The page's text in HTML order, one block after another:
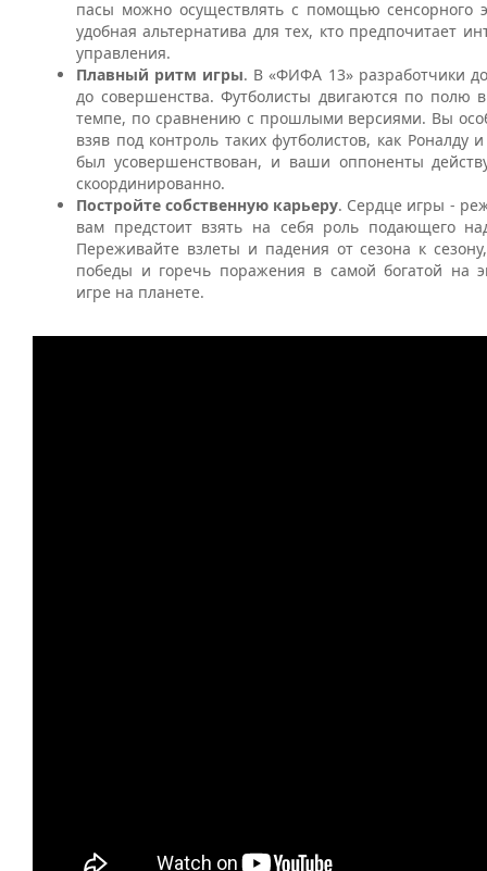
пасы можно осуществлять с помощью сенсорного
удобная альтернатива для тех, кто предпочитает
управления.
Плавный ритм игры. В «ФИФА 13» разработчики
до совершенства. Футболисты двигаются по полю
темпе, по сравнению с прошлыми версиями. Вы
взяв под контроль таких футболистов, как Роналду
был усовершенствован, и ваши оппоненты
скоординированно.
Постройте собственную карьеру. Сердце игры -
вам предстоит взять на себя роль подающего
Переживайте взлеты и падения от сезона к
победы и горечь поражения в самой богатой на
игре на планете.